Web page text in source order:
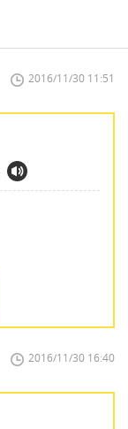
2016/11/30 11:51
2016/11/30 16:40